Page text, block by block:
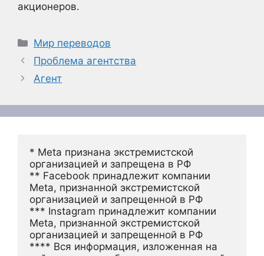
акционеров.
Рубрики
Мир переводов
Проблема агентства
Агент
* Meta признана экстремистской
организацией и запрещена в РФ
** Facebook принадлежит компании
Meta, признанной экстремистской
организацией и запрещенной в РФ
*** Instagram принадлежит компании
Meta, признанной экстремистской
организацией и запрещенной в РФ
**** Вся информация, изложенная на